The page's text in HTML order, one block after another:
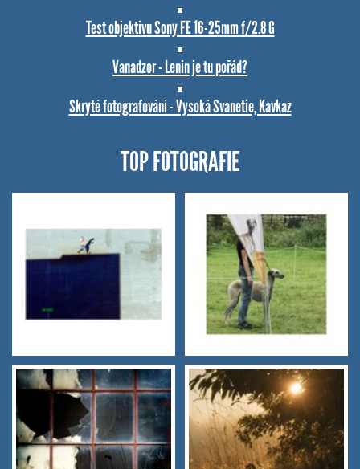
Test objektivu Sony FE 16-25mm f/2.8 G
Vanadzor - Lenin je tu pořád?
Skryté fotografování - Vysoká Svanetie, Kavkaz
TOP FOTOGRAFIE